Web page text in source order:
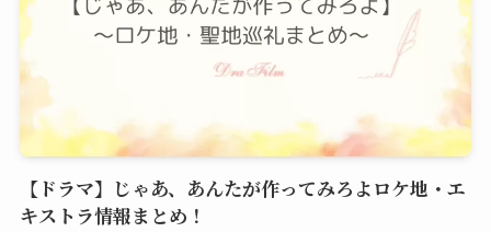
【ドラマ】じゃあ、あんたが作ってみろよロケ地・エ
キストラ情報まとめ！